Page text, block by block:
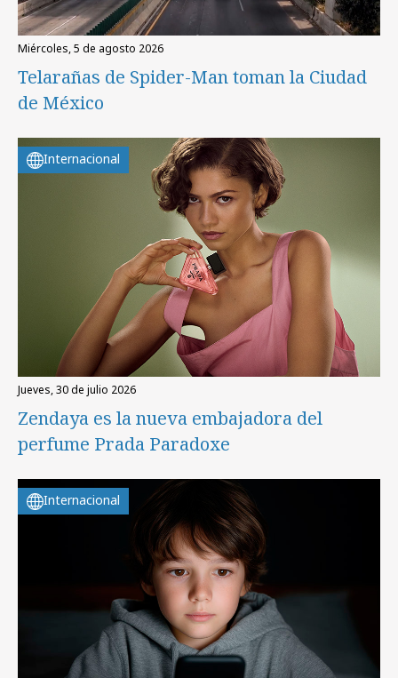
miércoles, 5 de agosto 2026
Telarañas de Spider-Man toman la Ciudad
de México
Internacional
jueves, 30 de julio 2026
Zendaya es la nueva embajadora del
perfume Prada Paradoxe
Internacional